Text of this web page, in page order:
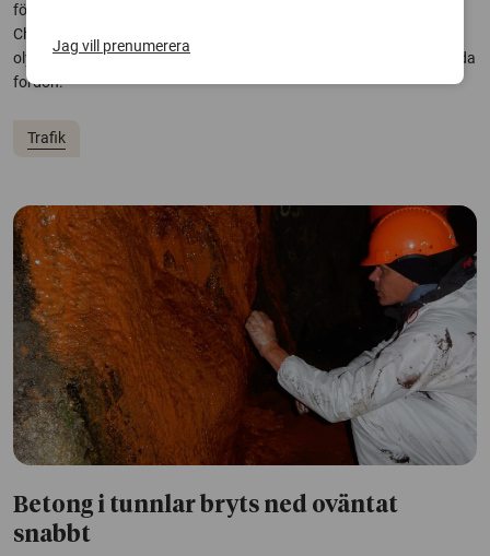
förändras när fordonen jämförs på lika villkor. En studie från
Chalmers visar nu att elcykelresor i städer har åtta gånger högre
olycksrisk än resor med elsparkcykel, räknat per kilometer med hyrda
fordon.
Trafik
Betong i tunnlar bryts ned oväntat
snabbt
Jag vill prenumerera